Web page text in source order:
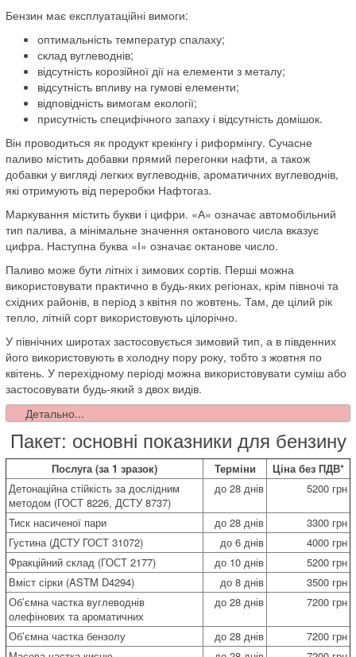
Бензин має експлуатаційні вимоги:
оптимальність температур спалаху;
склад вуглеводнів;
відсутність корозійної дії на елементи з металу;
відсутність впливу на гумові елементи;
відповідність вимогам екології;
присутність специфічного запаху і відсутність домішок.
Він проводиться як продукт крекінгу і риформінгу. Сучасне
паливо містить добавки прямий перегонки нафти, а також
добавки у вигляді легких вуглеводнів, ароматичних вуглеводнів,
які отримують від переробки Нафтогаз.
Маркування містить букви і цифри. «А» означає автомобільний
тип палива, а мінімальне значення октанового числа вказує
цифра. Наступна буква «І» означає октанове число.
Паливо може бути літніх і зимових сортів. Перші можна
використовувати практично в будь-яких регіонах, крім півночі та
східних районів, в період з квітня по жовтень. Там, де цілий рік
тепло, літній сорт використовують цілорічно.
У північних широтах застосовується зимовий тип, а в південних
його використовують в холодну пору року, тобто з жовтня по
квітень. У перехідному періоді можна використовувати суміш або
застосовувати будь-який з двох видів.
Детально...
Пакет: основні показники для бензину
Послуга (за 1 зразок) Терміни
Ціна без ПДВ*
Детонаційна стійкість за дослідним
методом (ГОСТ 8226, ДСТУ 8737)
до 28 днів 5200 грн
Тиск насиченої пари до 28 днів
3300 грн
Густина (ДСТУ ГОСТ 31072)
до 6 днів
4000 грн
Фракційний склад (ГОСТ 2177)
до 10 днів
5200 грн
Вміст сірки (ASTM D4294)
до 8 днів
3500 грн
Об’ємна частка вуглеводнів
олефінових та ароматичних
до 28 днів 7200 грн
Об’ємна частка бензолу до 28 днів
7200 грн